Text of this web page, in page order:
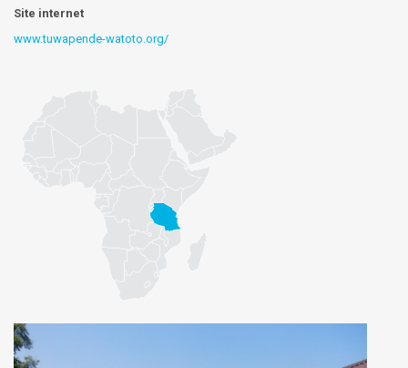
Site internet
www.tuwapende-watoto.org/